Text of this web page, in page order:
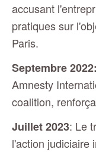
accusant
pratiques sur
Paris.
Septembre 2022:
Amnesty
coalition,
Juillet 2023: Le
l'action judiciaire